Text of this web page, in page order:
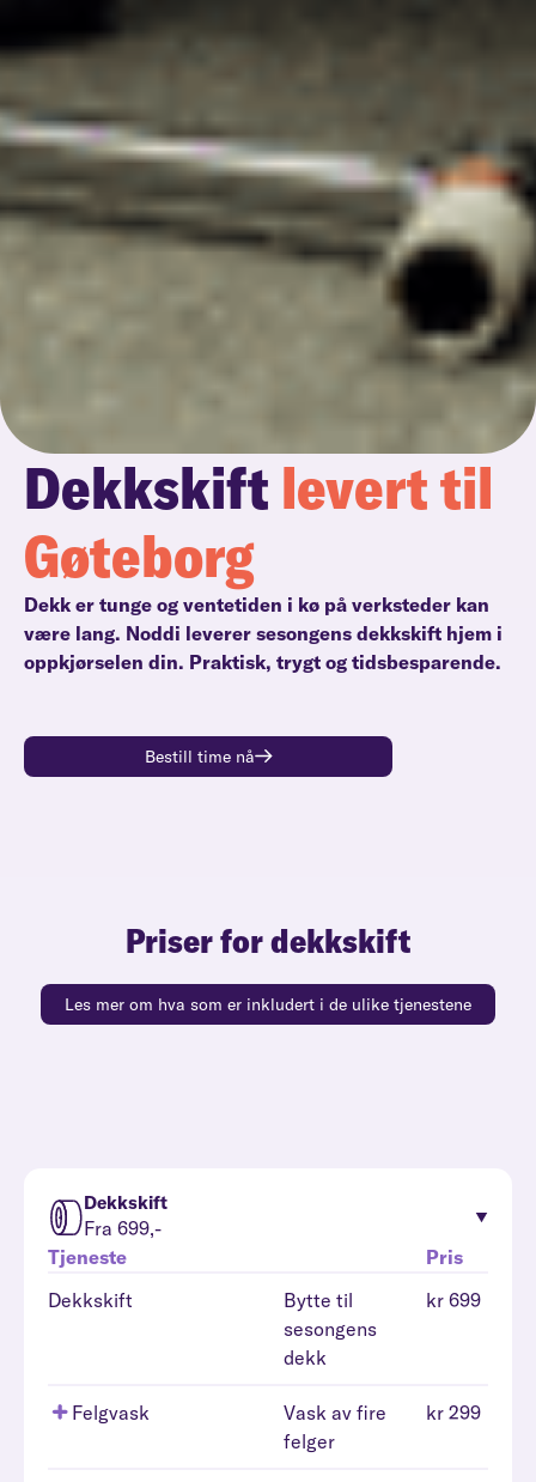
Dekkskift levert til
Gøteborg
Dekk er tunge og ventetiden i kø på verksteder kan
være lang. Noddi leverer sesongens dekkskift hjem i
oppkjørselen din. Praktisk, trygt og tidsbesparende.
Bestill time nå
Priser for dekkskift
Les mer om hva som er inkludert i de ulike tjenestene
Dekkskift
Fra 699,-
Tjeneste
Pris
Dekkskift
Bytte til
sesongens
dekk
kr 699
Felgvask
Vask av fire
felger
kr 299